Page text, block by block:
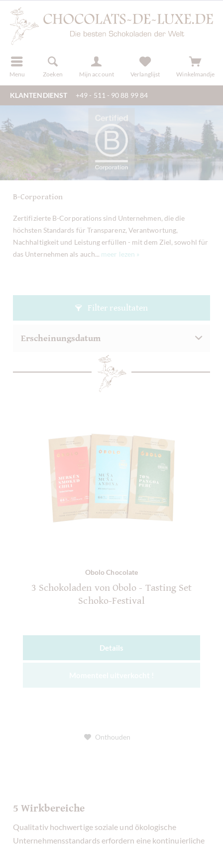
Menu Zoeken Mijn account
registreren Verlanglijst Winkelmandje
KLANTENDIENST +49 - 511 - 90 88 99 84
B-Corporation
Zertifizierte B-Corporations sind Unternehmen, die die
höchsten Standards für Transparenz, Verantwortung,
Nachhaltigkeit und Leistung erfüllen - mit dem Ziel, sowohl für
das Unternehmen als auch... meer lezen »
Filter resultaten
Obolo Chocolate
3 Schokoladen von Obolo - Tasting Set
Schoko-Festival
Details
Onthouden
5 Wirkbereiche
Qualitativ hochwertige soziale und ökologische
Unternehmensstandards erfordern eine kontinuierliche